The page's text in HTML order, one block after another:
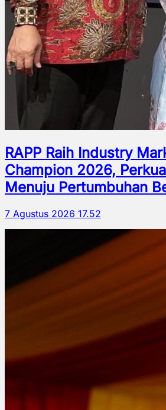
RAPP Raih Industry
Champion 2026,
Menuju Pertumbuhan
7 Agustus 2026 17.52